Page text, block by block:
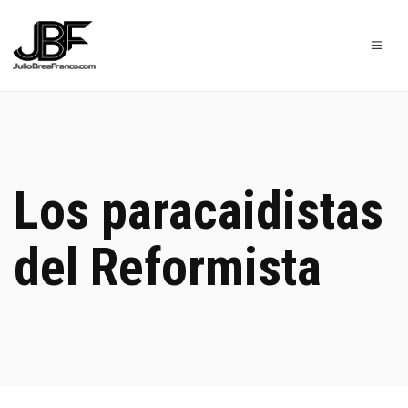
Los paracaidistas
del Reformista